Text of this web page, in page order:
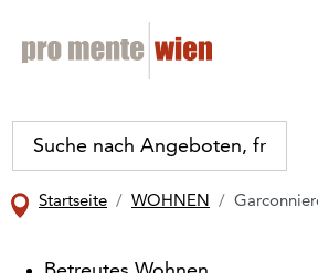
Startseite WOHNEN